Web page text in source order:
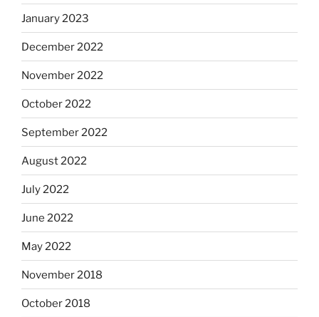
January 2023
December 2022
November 2022
October 2022
September 2022
August 2022
July 2022
June 2022
May 2022
November 2018
October 2018